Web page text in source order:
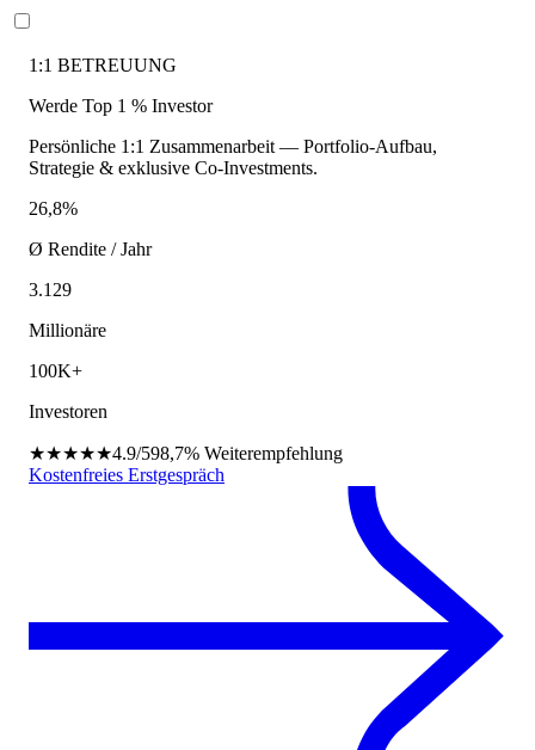
1:1 BETREUUNG
Werde Top 1 % Investor
Persönliche 1:1 Zusammenarbeit — Portfolio-Aufbau,
Strategie & exklusive Co-Investments.
26,8%
Ø Rendite / Jahr
3.129
Millionäre
100K+
Investoren
★★★★★4.9/598,7% Weiterempfehlung
Kostenfreies Erstgespräch